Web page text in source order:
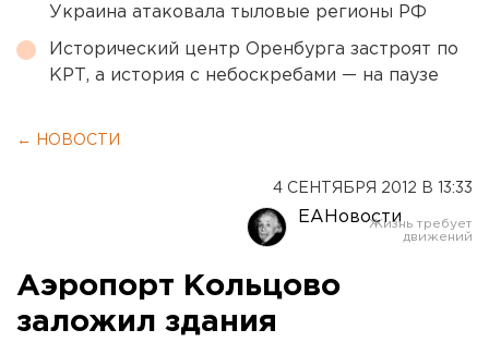
Украина атаковала тыловые регионы РФ
Исторический центр Оренбурга застроят по
КРТ, а история с небоскребами — на паузе
← НОВОСТИ
4 СЕНТЯБРЯ 2012 В 13:33
ЕАНовости
Аэропорт Кольцово
заложил здания